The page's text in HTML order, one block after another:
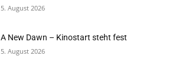
5. August 2026
A New Dawn – Kinostart steht fest
5. August 2026